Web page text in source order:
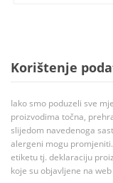
Korištenje
Iako smo poduzeli sve
proizvodima točna,
slijedom navedenoga
alergeni mogu
etiketu tj. deklaraciju
koje su objavljene na